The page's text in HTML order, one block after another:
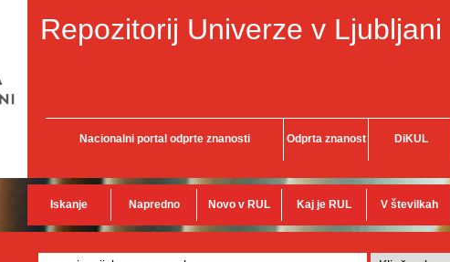
Repozitorij Univerze v Ljubljani
Nacionalni portal odprte znanosti Odprta znanost DiKUL
Iskanje Napredno Novo v RUL Kaj je RUL V številkah